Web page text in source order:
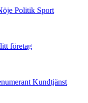
Politik Sport
företag
Kundtjänst